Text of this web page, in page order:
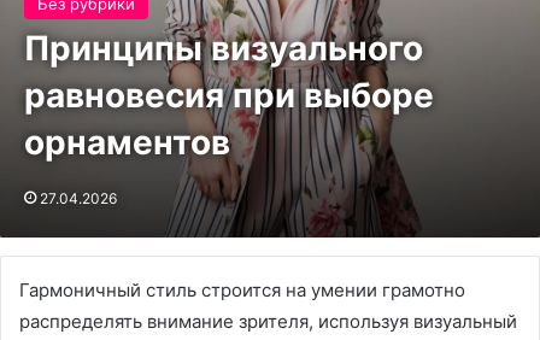
Принципы визуального
равновесия при выборе
орнаментов
27.04.2026
Гармоничный стиль строится на умении грамотно
распределять внимание зрителя, используя визуальный